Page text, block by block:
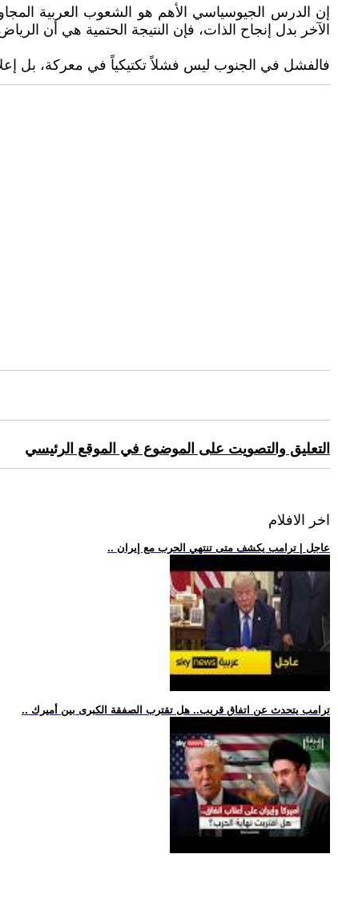
إن الدرس الجيوسياسي الأهم هو الشعوب العربية
الآخر بدل إنجاح الذات، فإن النتيجة الحتمية هي أن
فالفشل في الجنوب ليس فشلاً تكتيكياً في معركة، بل
التعليق والتصويت على الموضوع في الموقع الرئيسي
اخر الافلام
.. عاجل | ترامب يكشف متى تنتهي الحرب مع إيران
.. ترامب يتحدث عن اتفاق قريب.. هل تقترب الصفقة الكبرى بين أميرك